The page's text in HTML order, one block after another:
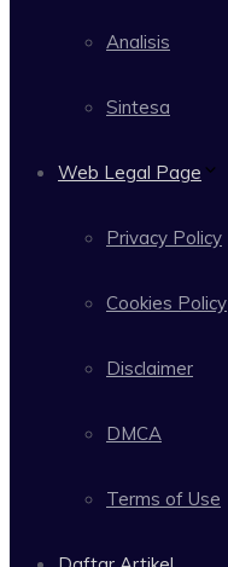
Analisis
Sintesa
Web Legal Page
Privacy Policy
Cookies Policy
Disclaimer
DMCA
Terms of Use